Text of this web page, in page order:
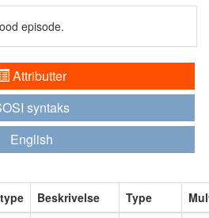
episode.
Attributter
syntaks
English
Beskrivelse Type